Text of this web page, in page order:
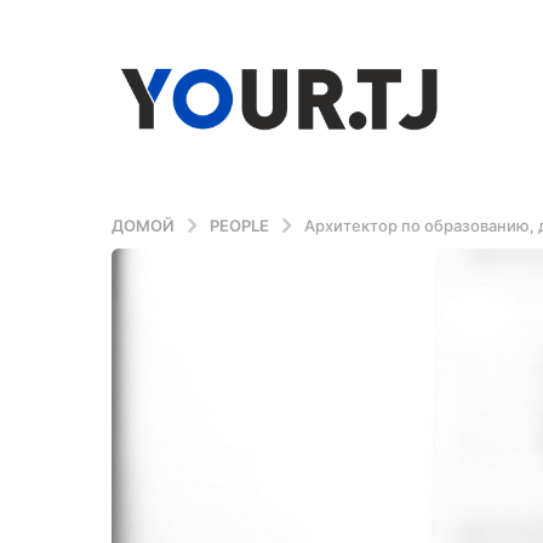
ДОМОЙ PEOPLE Архитектор по образованию,